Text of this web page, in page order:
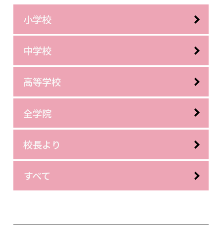
小学校
中学校
高等学校
全学院
校長より
すべて